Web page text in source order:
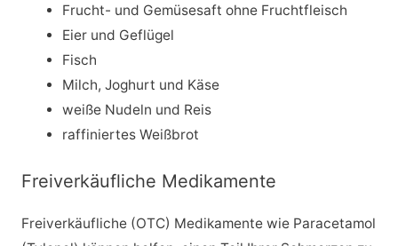
Frucht- und Gemüsesaft ohne Fruchtfleisch
Eier und Geflügel
Fisch
Milch, Joghurt und Käse
weiße Nudeln und Reis
raffiniertes Weißbrot
Freiverkäufliche Medikamente
Freiverkäufliche (OTC) Medikamente wie Paracetamol